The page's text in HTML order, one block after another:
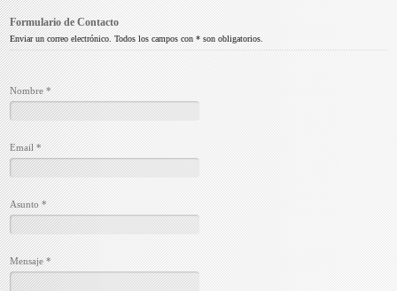
Formulario de Contacto
Enviar un correo electrónico. Todos los campos con * son obligatorios.
Nombre*
Email*
Asunto*
Mensaje*